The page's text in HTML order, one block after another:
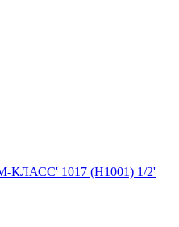
КЛАСС' 1017 (H1001) 1/2'